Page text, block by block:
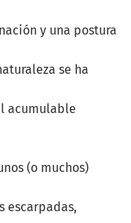
y una postura
se ha
acumulable
(o muchos)
escarpadas,